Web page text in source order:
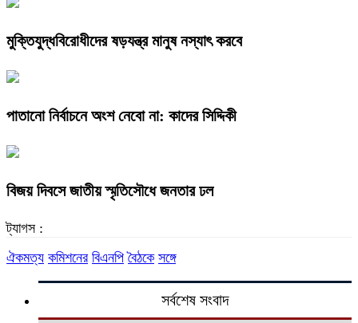
মুক্তিযুদ্ধবিরোধীদের ষড়যন্ত্র মানুষ নস্যাৎ করবে
পাতানো নির্বাচনে অংশ নেবো না: কাদের সিদ্দিকী
বিজয় দিবসে জাতীয় স্মৃতিসৌধে জনতার ঢল
ট্যাগস :
ঐকমত্য কমিশনের বিএনপি বৈঠকে সঙ্গে
সর্বশেষ সংবাদ